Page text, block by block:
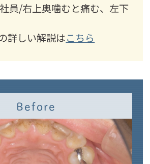
員/右上奥噛むと痛む、左下
詳しい解説はこちら
Before